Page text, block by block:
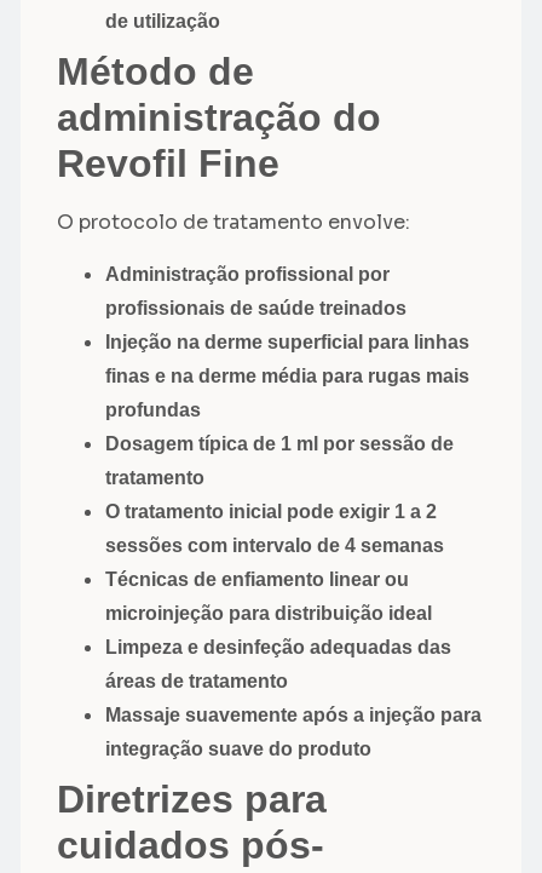
de utilização
Método de
administração do
Revofil Fine
O protocolo de tratamento envolve:
Administração profissional por
profissionais de saúde treinados
Injeção na derme superficial para linhas
finas e na derme média para rugas mais
profundas
Dosagem típica de 1 ml por sessão de
tratamento
O tratamento inicial pode exigir 1 a 2
sessões com intervalo de 4 semanas
Técnicas de enfiamento linear ou
microinjeção para distribuição ideal
Limpeza e desinfeção adequadas das
áreas de tratamento
Massaje suavemente após a injeção para
integração suave do produto
Diretrizes para
cuidados pós-